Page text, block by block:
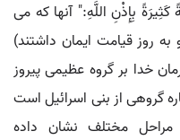
بِإِذْنِ اللَّهِ:" آنها که می
به روز قیامت ایمان داشتند)
خدا بر گروه عظیمی پیروز
گروهی از بنی اسرائیل است
مختلف نشان داده